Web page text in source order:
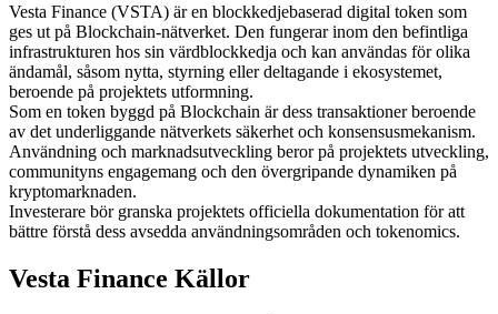
USDC Futures
Futures med USDC som säkerhet
Vesta Finance (VSTA) är en blockkedjebaserad digital token som
ges ut på Blockchain-nätverket. Den fungerar inom den befintliga
infrastrukturen hos sin värdblockkedja och kan användas för olika
ändamål, såsom nytta, styrning eller deltagande i ekosystemet,
beroende på projektets utformning.
Som en token byggd på Blockchain är dess transaktioner beroende
av det underliggande nätverkets säkerhet och konsensusmekanism.
Användning och marknadsutveckling beror på projektets utveckling,
communityns engagemang och den övergripande dynamiken på
kryptomarknaden.
Investerare bör granska projektets officiella dokumentation för att
bättre förstå dess avsedda användningsområden och tokenomics.
Vesta Finance Källor